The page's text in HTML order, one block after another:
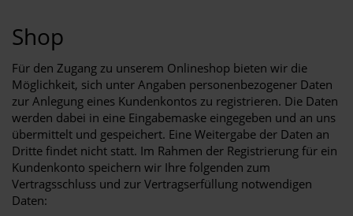
Shop
Für den Zugang zu unserem Onlineshop bieten wir die
Möglichkeit, sich unter Angaben personenbezogener Daten
zur Anlegung eines Kundenkontos zu registrieren. Die Daten
werden dabei in eine Eingabemaske eingegeben und an uns
übermittelt und gespeichert. Eine Weitergabe der Daten an
Dritte findet nicht statt. Im Rahmen der Registrierung für ein
Kundenkonto speichern wir Ihre folgenden zum
Vertragsschluss und zur Vertragserfüllung notwendigen
Daten: